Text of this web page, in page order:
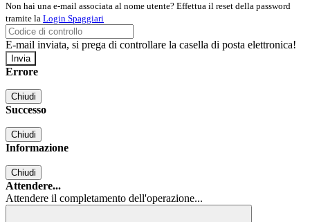
Non hai una e-mail associata al nome utente? Effettua il reset della password
tramite la Login Spaggiari
E-mail inviata, si prega di controllare la casella di posta elettronica!
Errore
Chiudi
Successo
Chiudi
Informazione
Chiudi
Attendere...
Attendere il completamento dell'operazione...